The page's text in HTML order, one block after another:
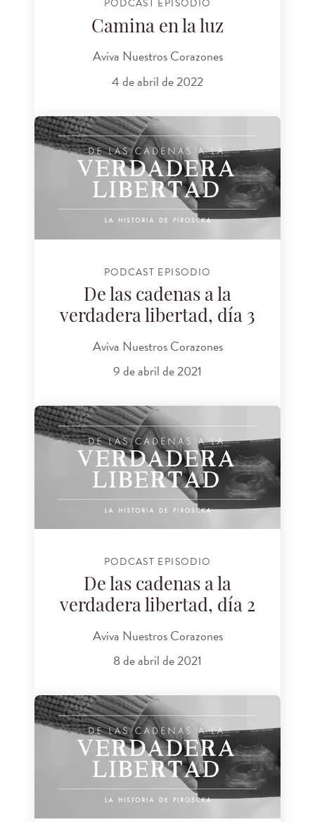
PODCAST EPISODIO
Camina en la luz
Aviva Nuestros Corazones
4 de abril de 2022
PODCAST EPISODIO
De las cadenas a la
verdadera libertad, día 3
Aviva Nuestros Corazones
9 de abril de 2021
PODCAST EPISODIO
De las cadenas a la
verdadera libertad, día 2
Aviva Nuestros Corazones
8 de abril de 2021